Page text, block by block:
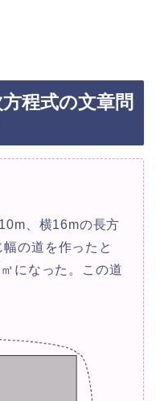
程式の文章問
、横16mの長方
の道を作ったと
になった。この道